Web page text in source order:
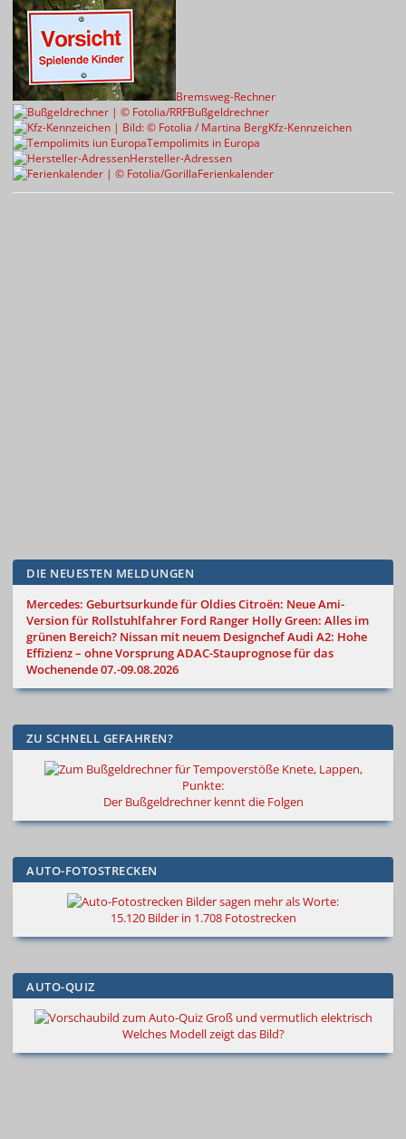
Bremsweg-Rechner
Bußgeldrechner
Kfz-Kennzeichen
Tempolimits in Europa
Hersteller-Adressen
Ferienkalender
DIE NEUESTEN MELDUNGEN
Mercedes: Geburtsurkunde für OldiesCitroën: Neue Ami-
Version für Rollstuhlfahrer Ford Ranger Holly Green: Alles im
grünen Bereich? Nissan mit neuem DesignchefAudi A2: Hohe
Effizienz – ohne VorsprungADAC-Stauprognose für das
Wochenende 07.-09.08.2026
ZU SCHNELL GEFAHREN?
Knete, Lappen,
Punkte:
Der Bußgeldrechner kennt die Folgen
AUTO-FOTOSTRECKEN
Bilder sagen mehr als Worte:
15.120 Bilder in 1.708 Fotostrecken
AUTO-QUIZ
Groß und vermutlich elektrisch
Welches Modell zeigt das Bild?